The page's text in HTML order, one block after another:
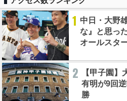
1 中日・大野
な』と思っ
オールスタ
2
【甲子園
有明が9回
勝